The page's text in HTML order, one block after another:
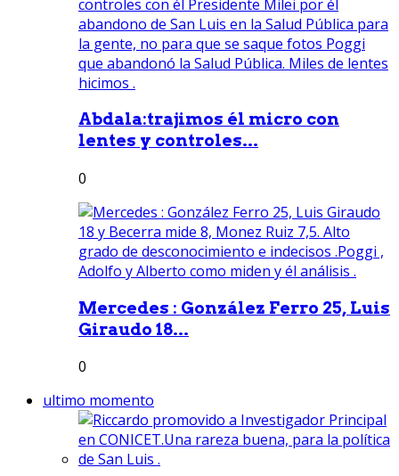
Abdala:trajimos él micro con
lentes y controles...
0
Mercedes : González Ferro 25, Luis
Giraudo 18...
0
ultimo momento